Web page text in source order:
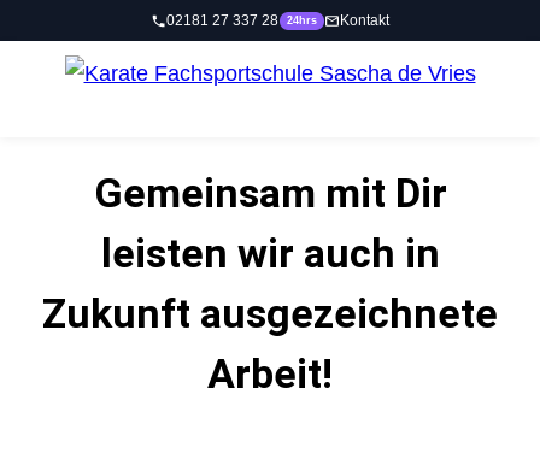
Gemeinsam mit Dir
leisten wir auch in
Zukunft ausgezeichnete
Arbeit!